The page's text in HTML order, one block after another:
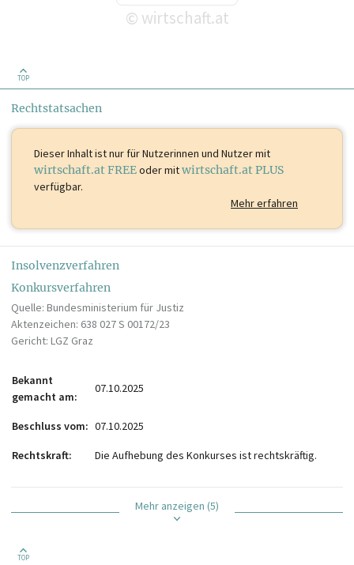
© wirtschaft.at
TOP
Rechtstatsachen
Dieser Inhalt istnur für Nutzerinnen und Nutzer mit
wirtschaft.at FREEoder mitwirtschaft.at PLUS
verfügbar.
Mehr erfahren
Insolvenzverfahren
Konkursverfahren
Quelle: Bundesministerium für Justiz
Aktenzeichen: 638 027 S 00172/23
Gericht: LGZ Graz
Bekannt
gemacht am
07.10.2025
Beschluss vom 07.10.2025
Rechtskraft Die Aufhebung des Konkurses ist rechtskräftig.
Mehr anzeigen (5)
TOP